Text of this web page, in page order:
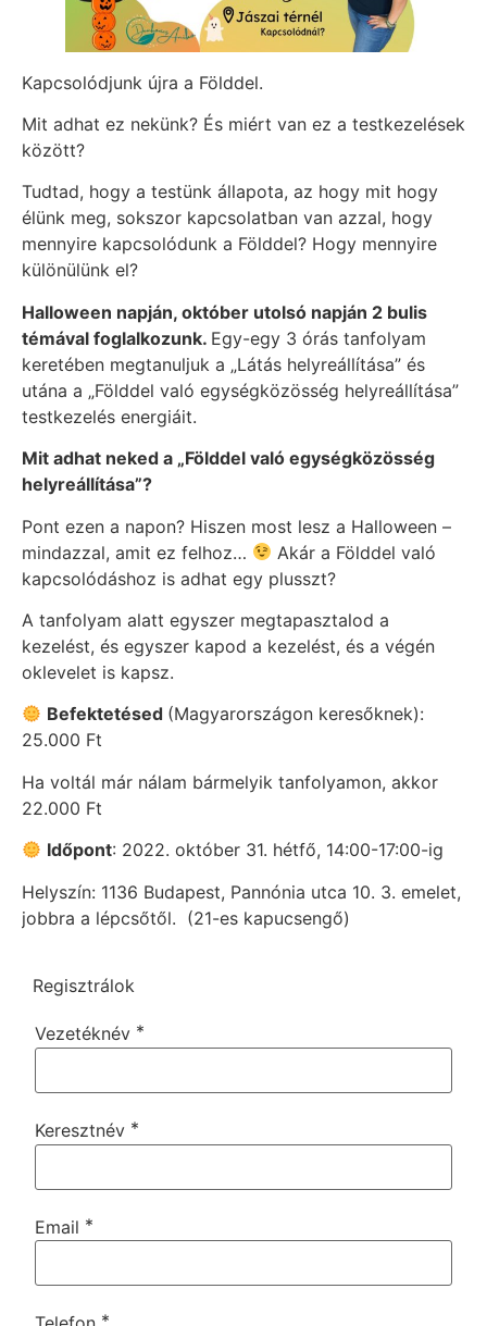
Kapcsolódjunk újra a Földdel.
Mit adhat ez nekünk? És miért van ez a testkezelések
között?
Tudtad, hogy a testünk állapota, az hogy mit hogy
élünk meg, sokszor kapcsolatban van azzal, hogy
mennyire kapcsolódunk a Földdel? Hogy mennyire
különülünk el?
Halloween napján, október utolsó napján 2 bulis
témával foglalkozunk. Egy-egy 3 órás tanfolyam
keretében megtanuljuk a „Látás helyreállítása” és
utána a „Földdel való egységközösség helyreállítása”
testkezelés energiáit.
Mit adhat neked a „Földdel való egységközösség
helyreállítása”?
Pont ezen a napon? Hiszen most lesz a Halloween –
mindazzal, amit ez felhoz…
Akár a Földdel való
kapcsolódáshoz is adhat egy plusszt?
A tanfolyam alatt egyszer megtapasztalod a
kezelést, és egyszer kapod a kezelést, és a végén
oklevelet is kapsz.
Befektetésed (Magyarországon keresőknek):
25.000 Ft
Ha voltál már nálam bármelyik tanfolyamon, akkor
22.000 Ft
Időpont: 2022. október 31. hétfő, 14:00-17:00-ig
Helyszín: 1136 Budapest, Pannónia utca 10. 3. emelet,
jobbra a lépcsőtől. (21-es kapucsengő)
Regisztrálok
Vezetéknév *
Keresztnév *
Email *
*